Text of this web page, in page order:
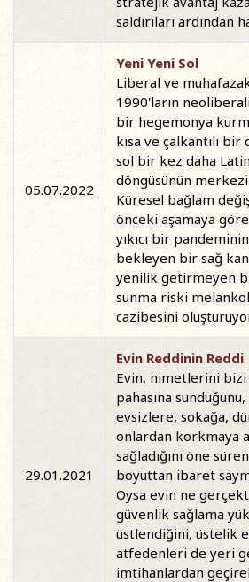
saldırıları ardından
05.07.2022
Yeni Yeni Sol
Liberal ve
1990'ların
bir hegemonya
kısa ve çalkantılı
sol bir kez daha
döngüsünün
Küresel bağlam
önceki aşamaya
yıkıcı bir
bekleyen bir sağ
yenilik getirmeyen
sunma riski
cazibesini
29.01.2021
Evin Reddinin Reddi
Evin, nimetlerini bizi
pahasına
evsizlere, sokağa,
onlardan korkmaya
sağladığını öne
boyuttan ibaret
Oysa evin ne
güvenlik sağlama
üstlendiğini, üstelik
atfedenleri de yeri
imtihanlardan